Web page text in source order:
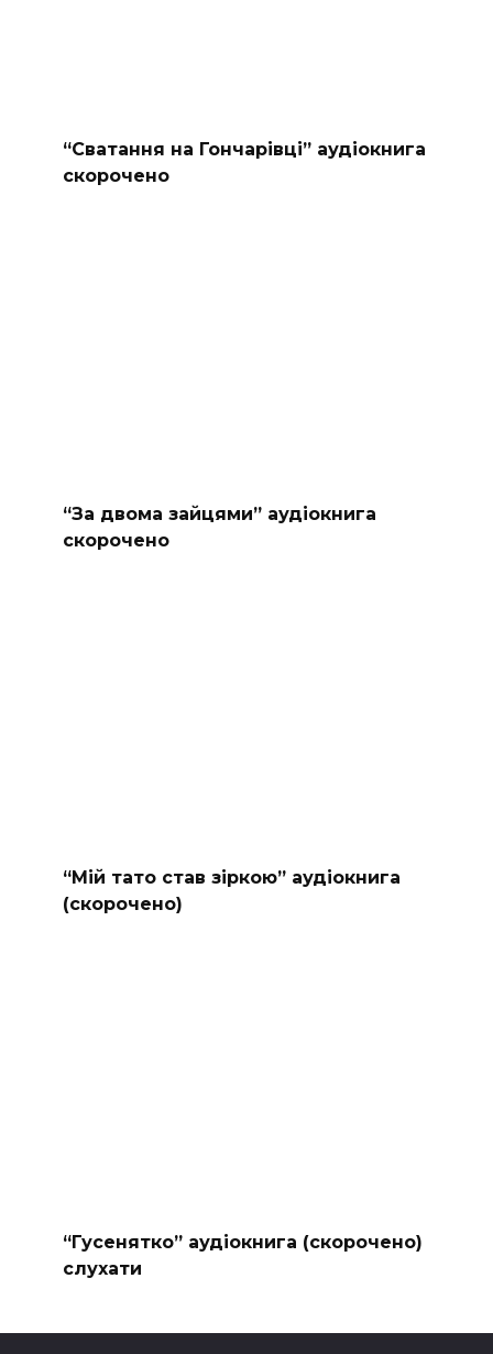
“Сватання на Гончарівці” аудіокнига
скорочено
“За двома зайцями” аудіокнига
скорочено
“Мій тато став зіркою” аудіокнига
(скорочено)
“Гусенятко” аудіокнига (скорочено)
слухати